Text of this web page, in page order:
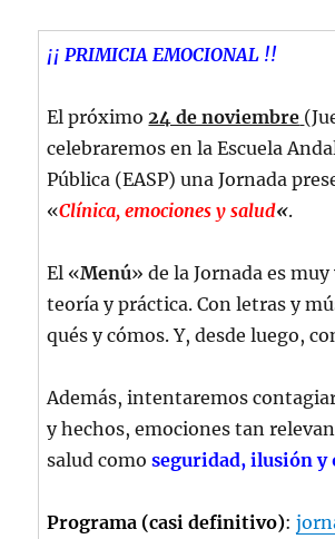
¡¡ PRIMICIA EMOCIONAL !!
El próximo24 de noviembre
celebraremos en la Escuela
Pública (EASP) una Jornada
«Clínica, emociones y salud«.
El «Menú» de la Jornada es
teoría y práctica. Con letras y
qués y cómos. Y, desde luego,
Además, intentaremos
y hechos, emociones tan
salud comoseguridad, ilusión
Programa (casi definitivo):